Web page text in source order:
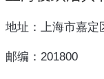
地址：上海市嘉定
邮编：201800